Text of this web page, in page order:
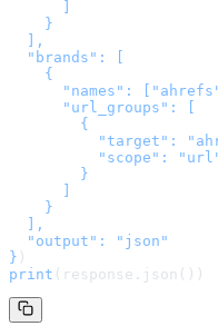
    }
  ],
  "brands": [
    {
"names":
      "url_groups": [
        {
"target":
"scope":
        }
    }
  ],
  "output": "json"
} )
print (response.json())